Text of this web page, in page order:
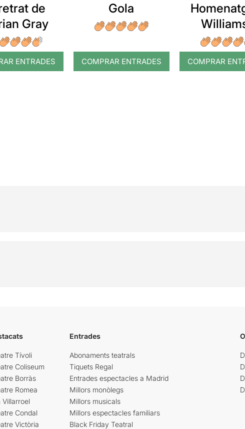
de
Gray
ENTRADES
Gola
COMPRAR ENTRADES COMPRAR
Tívoli
Coliseum
Borràs
Romea
Villarroel
Condal
Victòria
Entrades
Abonaments teatrals
Tiquets Regal
Entrades espectacles a Madrid
Millors monòlegs
Millors musicals
Millors espectacles familiars
Black Friday Teatral